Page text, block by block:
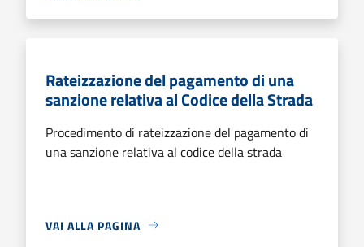
Rateizzazione del pagamento di una
sanzione relativa al Codice della Strada
Procedimento di rateizzazione del pagamento di
una sanzione relativa al codice della strada
VAI ALLA PAGINA